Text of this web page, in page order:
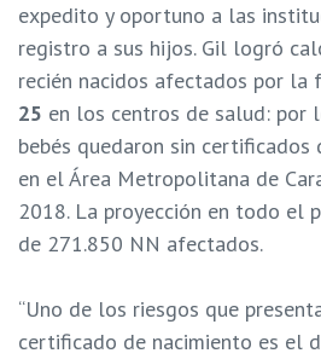
expedito y oportuno a las
registro a sus hijos. Gil logró
recién nacidos afectados por la
25 en los centros de salud: por
bebés quedaron sin certificados
en el Área Metropolitana de
2018. La proyección en todo el
de 271.850 NN afectados.
“Uno de los riesgos que
certificado de nacimiento es el